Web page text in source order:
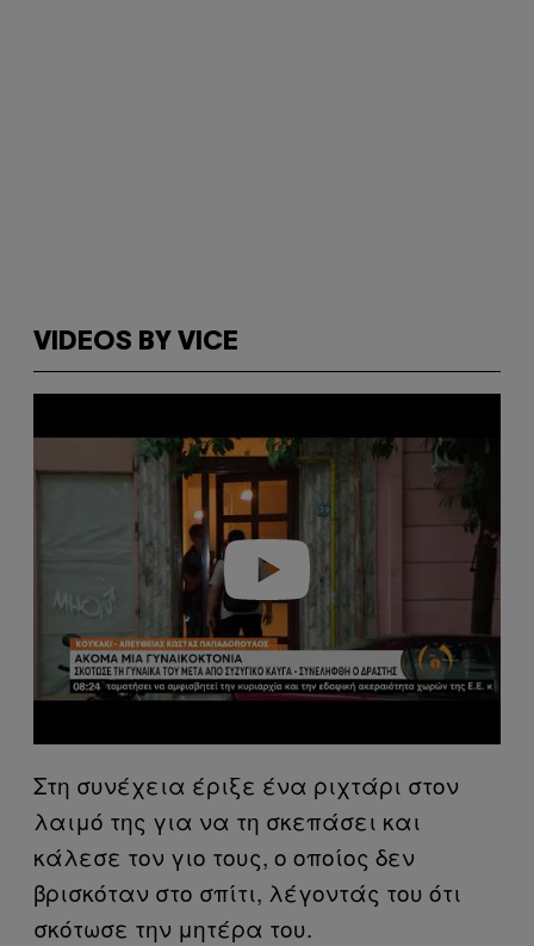
VIDEOS BY VICE
a
v
Στη συνέχεια έριξε ένα ριχτάρι στον
λαιμό της για να τη σκεπάσει και
κάλεσε τον γιο τους, ο οποίος δεν
βρισκόταν στο σπίτι, λέγοντάς του ότι
σκότωσε την μητέρα του.